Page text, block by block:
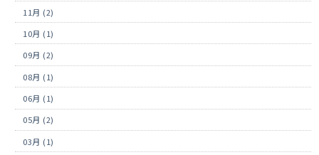
11月 (2)
10月 (1)
09月 (2)
08月 (1)
06月 (1)
05月 (2)
03月 (1)